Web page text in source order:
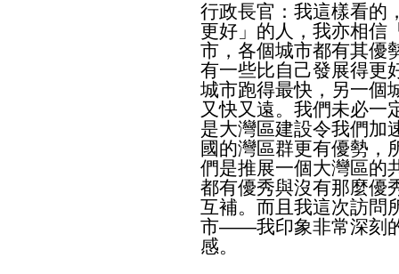
行政長官：我這樣看的
更好」的人，我亦相信
市，各個城市都有其優
有一些比自己發展得更
城市跑得最快，另一個
又快又遠。我們未必一
是大灣區建設令我們加
國的灣區群更有優勢，
們是推展一個大灣區的
都有優秀與沒有那麼優
互補。而且我這次訪
市——我印象非常深刻
感。